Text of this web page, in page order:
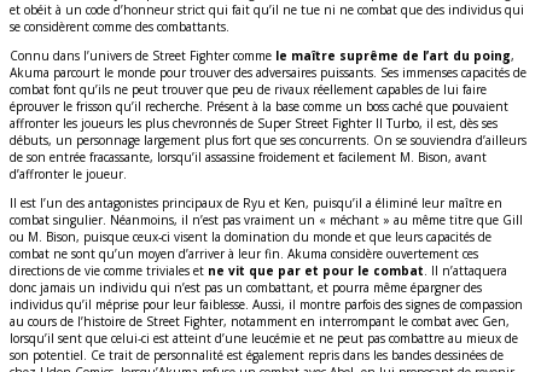
et obéit à un code d’honneur strict qui fait qu’il ne tue ni ne combat que des individus qui
se considèrent comme des combattants.
Connu dans l’univers de Street Fighter comme le maître suprême de l’art du poing,
Akuma parcourt le monde pour trouver des adversaires puissants. Ses immenses capacités de
combat font qu’ils ne peut trouver que peu de rivaux réellement capables de lui faire
éprouver le frisson qu’il recherche. Présent à la base comme un boss caché que pouvaient
affronter les joueurs les plus chevronnés de Super Street Fighter II Turbo, il est, dès ses
débuts, un personnage largement plus fort que ses concurrents. On se souviendra d’ailleurs
de son entrée fracassante, lorsqu’il assassine froidement et facilement M. Bison, avant
d’affronter le joueur.
Il est l’un des antagonistes principaux de Ryu et Ken, puisqu’il a éliminé leur maître en
combat singulier. Néanmoins, il n’est pas vraiment un « méchant » au même titre que Gill
ou M. Bison, puisque ceux-ci visent la domination du monde et que leurs capacités de
combat ne sont qu’un moyen d’arriver à leur fin. Akuma considère ouvertement ces
directions de vie comme triviales et ne vit que par et pour le combat . Il n’attaquera
donc jamais un individu qui n’est pas un combattant, et pourra même épargner des
individus qu’il méprise pour leur faiblesse. Aussi, il montre parfois des signes de compassion
au cours de l’histoire de Street Fighter, notamment en interrompant le combat avec Gen,
lorsqu’il sent que celui-ci est atteint d’une leucémie et ne peut pas combattre au mieux de
son potentiel. Ce trait de personnalité est également repris dans les bandes dessinées de